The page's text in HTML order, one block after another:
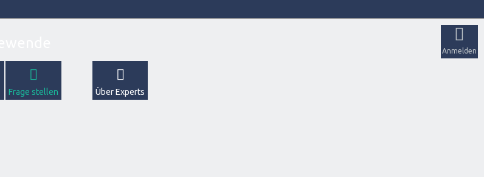
Anmelden
Frage stellen Über Experts